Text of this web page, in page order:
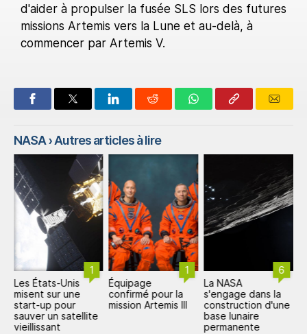
d'aider à propulser la fusée SLS lors des futures
missions Artemis vers la Lune et au-delà, à
commencer par Artemis V.
NASA› Autres articles à lire
1
Les États-Unis
misent sur une
start-up pour
sauver un satellite
vieillissant
1
Équipage
confirmé pour la
mission Artemis III
6
La NASA
s'engage dans la
construction d'une
base lunaire
permanente